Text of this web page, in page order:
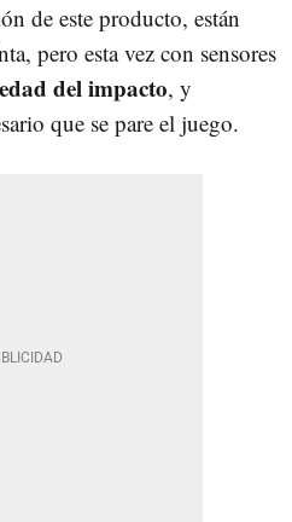
de este producto, están
pero esta vez con sensores
del impacto, y
que se pare el juego.